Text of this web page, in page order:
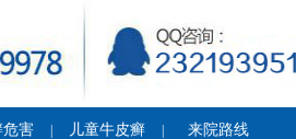
危害 儿童牛皮癣 来院路线